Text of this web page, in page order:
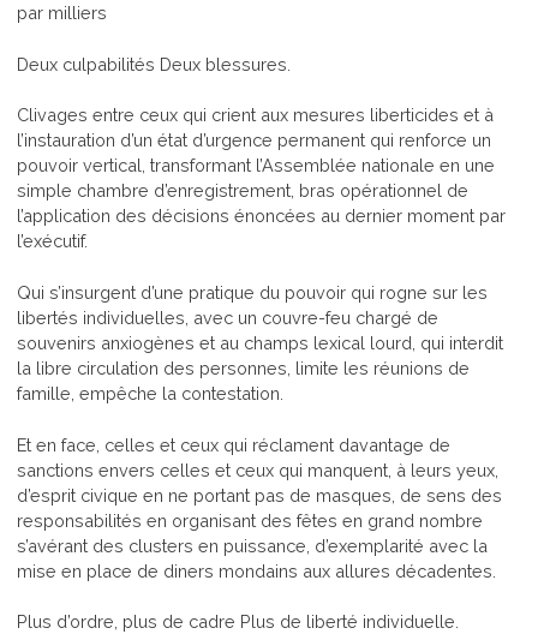
par milliers
Deux culpabilités Deux blessures.
Clivages entre ceux qui crient aux mesures liberticides et à
l’instauration d’un état d’urgence permanent qui renforce un
pouvoir vertical, transformant l’Assemblée nationale en une
simple chambre d’enregistrement, bras opérationnel de
l’application des décisions énoncées au dernier moment par
l’exécutif.
Qui s’insurgent d’une pratique du pouvoir qui rogne sur les
libertés individuelles, avec un couvre-feu chargé de
souvenirs anxiogènes et au champs lexical lourd, qui interdit
la libre circulation des personnes, limite les réunions de
famille, empêche la contestation.
Et en face, celles et ceux qui réclament davantage de
sanctions envers celles et ceux qui manquent, à leurs yeux,
d’esprit civique en ne portant pas de masques, de sens des
responsabilités en organisant des fêtes en grand nombre
s’avérant des clusters en puissance, d’exemplarité avec la
mise en place de diners mondains aux allures décadentes.
Plus d’ordre, plus de cadre Plus de liberté individuelle.